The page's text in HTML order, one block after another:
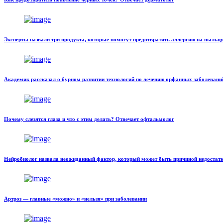
Эксперты назвали три продукта, которые помогут предотвратить аллергию на пыльцу
Академик рассказал о бурном развитии технологий по лечению орфанных
Почему слезятся глаза и что с этим делать? Отвечает офтальмолог
Нейробиолог назвала неожиданный фактор, который может быть причиной
Артроз — главные «можно» и «нельзя» при заболевании